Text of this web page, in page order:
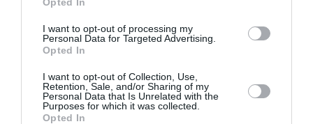
I want to opt-out of processing my
Personal Data for Targeted Advertising.
Opted In
I want to opt-out of Collection, Use,
Retention, Sale, and/or Sharing of my
Personal Data that Is Unrelated with the
Purposes for which it was collected.
Opted In